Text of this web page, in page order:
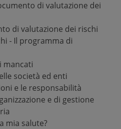
di valutazione dei
di valutazione dei rischi
- Il programma di
mancati
società ed enti
e le responsabilità
e di gestione
mia salute?